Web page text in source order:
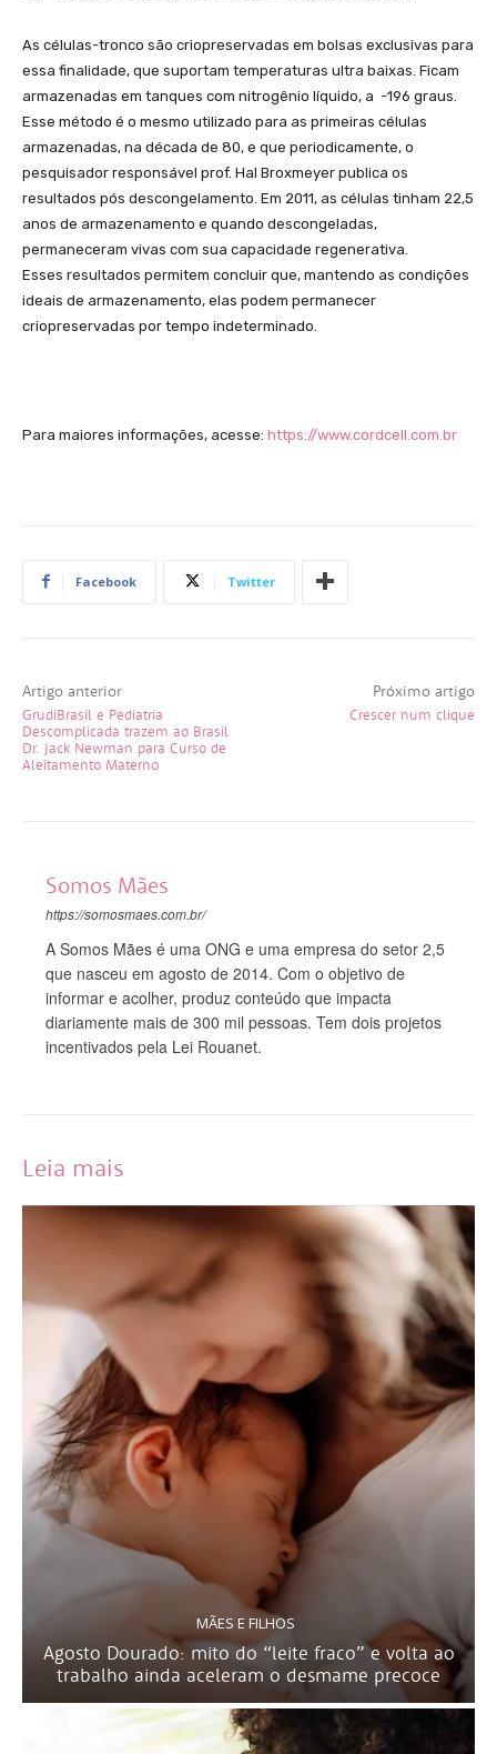
As células-tronco são criopreservadas em bolsas exclusivas para
essa finalidade, que suportam temperaturas ultra baixas. Ficam
armazenadas em tanques com nitrogênio líquido, a -196 graus.
Esse método é o mesmo utilizado para as primeiras células
armazenadas, na década de 80, e que periodicamente, o
pesquisador responsável prof. Hal Broxmeyer publica os
resultados pós descongelamento. Em 2011, as células tinham 22,5
anos de armazenamento e quando descongeladas,
permaneceram vivas com sua capacidade regenerativa.
Esses resultados permitem concluir que, mantendo as condições
ideais de armazenamento, elas podem permanecer
criopreservadas por tempo indeterminado.
Para maiores informações, acesse: https://www.cordcell.com.br
Facebook Twitter
Artigo anterior
GrudiBrasil e Pediatria
Descomplicada trazem ao Brasil
Dr. Jack Newman para Curso de
Aleitamento Materno
Próximo artigo
Crescer num clique
Somos Mães
https://somosmaes.com.br/
A Somos Mães é uma ONG e uma empresa do setor 2,5
que nasceu em agosto de 2014. Com o objetivo de
informar e acolher, produz conteúdo que impacta
diariamente mais de 300 mil pessoas. Tem dois projetos
incentivados pela Lei Rouanet.
Leia mais
MÃES E FILHOS
Agosto Dourado: mito do “leite fraco” e volta ao
trabalho ainda aceleram o desmame precoce